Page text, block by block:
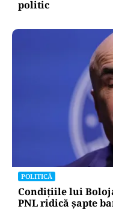
politic
POLITICĂ
Condițiile lui
PNL ridică șapte